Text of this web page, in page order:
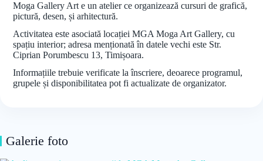
Moga Gallery Art e un atelier ce organizează cursuri de grafică,
pictură, desen, și arhitectură.
Activitatea este asociată locației MGA Moga Art Gallery, cu
spațiu interior; adresa menționată în datele vechi este Str.
Ciprian Porumbescu 13, Timișoara.
Informațiile trebuie verificate la înscriere, deoarece programul,
grupele și disponibilitatea pot fi actualizate de organizator.
Galerie foto